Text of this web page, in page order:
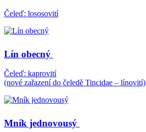
Čeleď: lososovití
Lín obecný
Čeleď: kaprovití
(nové zařazení do čeledě Tincidae – línovití)
Mník jednovousý